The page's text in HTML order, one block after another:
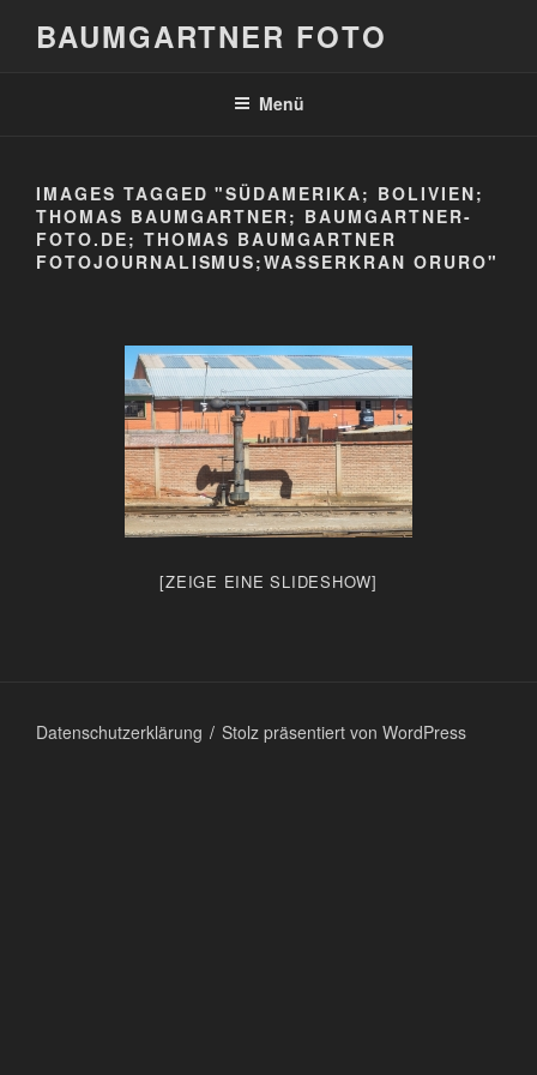
BAUMGARTNER FOTO
Menü
IMAGES TAGGED "SÜDAMERIKA; BOLIVIEN;
THOMAS BAUMGARTNER; BAUMGARTNER-
FOTO.DE; THOMAS BAUMGARTNER
FOTOJOURNALISMUS;WASSERKRAN ORURO"
[ZEIGE EINE SLIDESHOW]
Datenschutzerklärung Stolz präsentiert von WordPress